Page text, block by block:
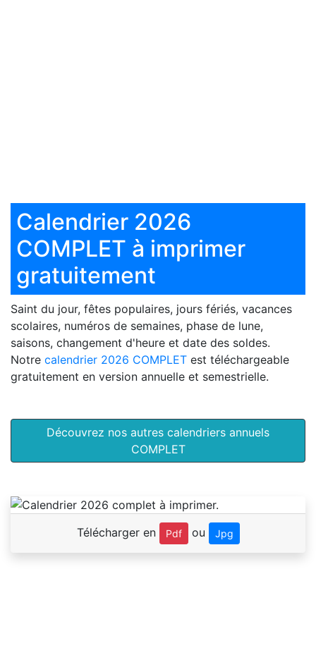
Calendrier 2026
COMPLET à imprimer
gratuitement
Saint du jour, fêtes populaires, jours fériés, vacances
scolaires, numéros de semaines, phase de lune,
saisons, changement d'heure et date des soldes.
Notre calendrier 2026 COMPLET est téléchargeable
gratuitement en version annuelle et semestrielle.
Découvrez nos autres calendriers annuels
COMPLET
Télécharger en Pdf ou Jpg